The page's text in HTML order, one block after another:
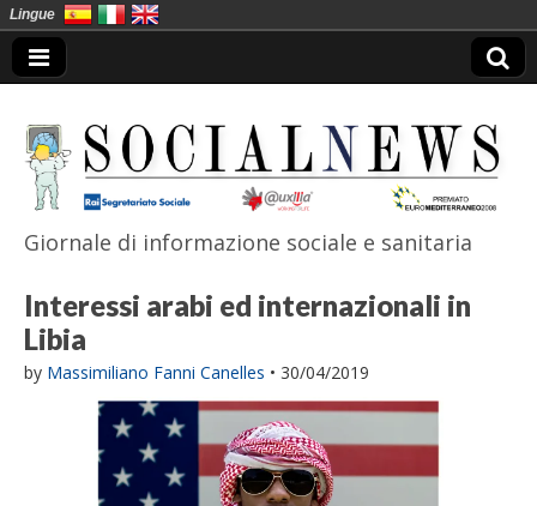
SocialNews
Giornale di informazione sociale e sanitaria
Interessi arabi ed internazionali in
Libia
by Massimiliano Fanni Canelles • 30/04/2019
Lingue